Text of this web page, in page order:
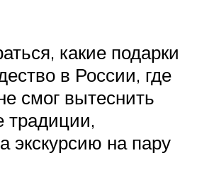
какие подарки
в России, где
смог вытеснить
традиции,
экскурсию на пару